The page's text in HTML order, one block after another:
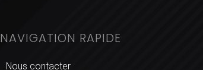
NAVIGATION RAPIDE
Nous contacter